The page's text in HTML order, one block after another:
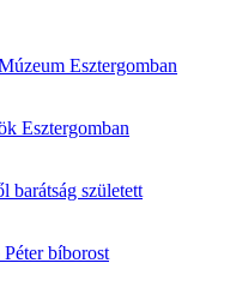
Esztergomban
Esztergomban
barátság született
bíborost